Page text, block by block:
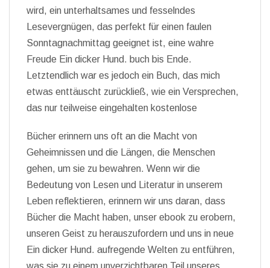
wird, ein unterhaltsames und fesselndes
Lesevergnügen, das perfekt für einen faulen
Sonntagnachmittag geeignet ist, eine wahre
Freude Ein dicker Hund. buch bis Ende.
Letztendlich war es jedoch ein Buch, das mich
etwas enttäuscht zurückließ, wie ein Versprechen,
das nur teilweise eingehalten kostenlose
Bücher erinnern uns oft an die Macht von
Geheimnissen und die Längen, die Menschen
gehen, um sie zu bewahren. Wenn wir die
Bedeutung von Lesen und Literatur in unserem
Leben reflektieren, erinnern wir uns daran, dass
Bücher die Macht haben, unser ebook zu erobern,
unseren Geist zu herauszufordern und uns in neue
Ein dicker Hund. aufregende Welten zu entführen,
was sie zu einem unverzichtbaren Teil unseres